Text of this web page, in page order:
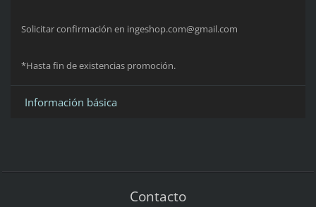
Solicitar confirmación en ingeshop.com@gmail.com
*Hasta fin de existencias promoción.
Información básica
Contacto